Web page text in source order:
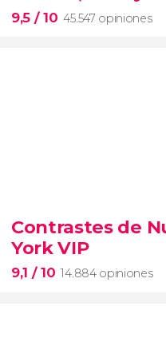
9,5 / 10 45.547 opiniones
visita guiada por
en español
Contrastes de
York VIP
9,1 / 10 14.884 opiniones